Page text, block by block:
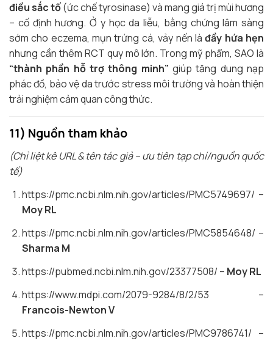
điều sắc tố(ức chế tyrosinase) và mang giá trị mùi hương
– cố định hương. Ở y học da liễu, bằng chứng lâm sàng
sớm cho eczema, mụn trứng cá, vảy nến làđầy hứa hẹn
nhưng cần thêm RCT quy mô lớn. Trong mỹ phẩm, SAO là
“thành phần hỗ trợ thông minh” giúp tăng dung nạp
phác đồ, bảo vệ da trước stress môi trường và hoàn thiện
trải nghiệm cảm quan công thức.
11) Nguồn tham khảo
(Chỉ liệt kê URL & tên tác giả – ưu tiên tạp chí/nguồn quốc
tế)
https://pmc.ncbi.nlm.nih.gov/articles/PMC5749697/ –
Moy RL
https://pmc.ncbi.nlm.nih.gov/articles/PMC5854648/ –
Sharma M
https://pubmed.ncbi.nlm.nih.gov/23377508/ – Moy RL
https://www.mdpi.com/2079-9284/8/2/53 –
Francois-Newton V
https://pmc.ncbi.nlm.nih.gov/articles/PMC9786741/ –